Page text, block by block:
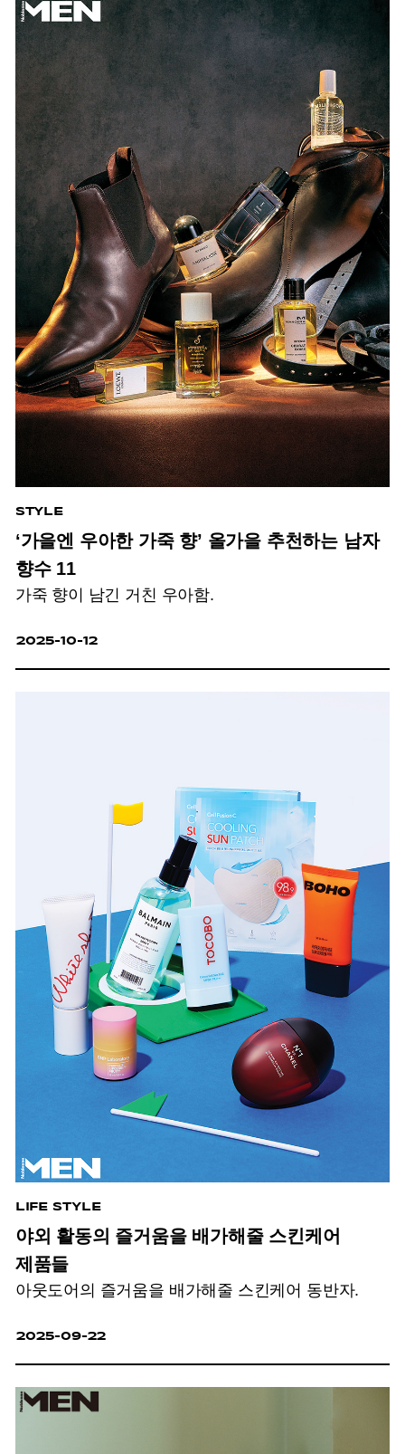
STYLE
‘가을엔 우아한 가죽 향’ 올가을 추천하는 남자
향수 11
가죽 향이 남긴 거친 우아함.
2025-10-12
LIFE STYLE
야외 활동의 즐거움을 배가해줄 스킨케어
제품들
아웃도어의 즐거움을 배가해줄 스킨케어 동반자.
2025-09-22